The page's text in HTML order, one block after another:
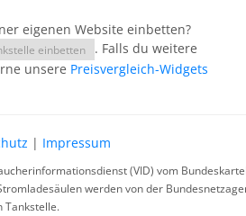
eigenen Website einbetten?
einbetten
. Falls du weitere
unsere Preisvergleich-Widgets
| Impressum
(VID) vom
werden von der
Tankstelle.